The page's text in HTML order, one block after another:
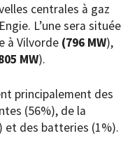
centrales à gaz
L’une sera située
à Vilvorde (796 MW),
MW).
principalement des
(56%), de la
et des batteries (1%).